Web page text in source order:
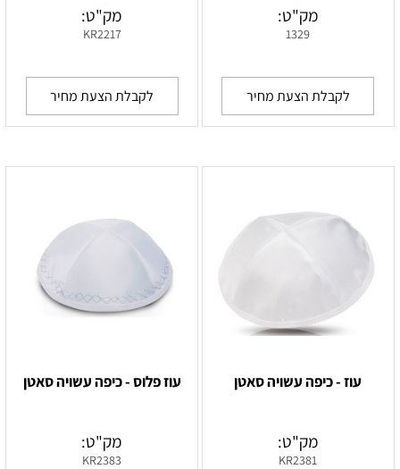
מק"ט:
1329
לקבלת הצעת מחיר
מק"ט:
KR2217
לקבלת הצעת מחיר
עוז - כיפה עשויה סאטן
מק"ט:
KR2381
עוז פלוס - כיפה עשויה סאטן
מק"ט:
KR2383